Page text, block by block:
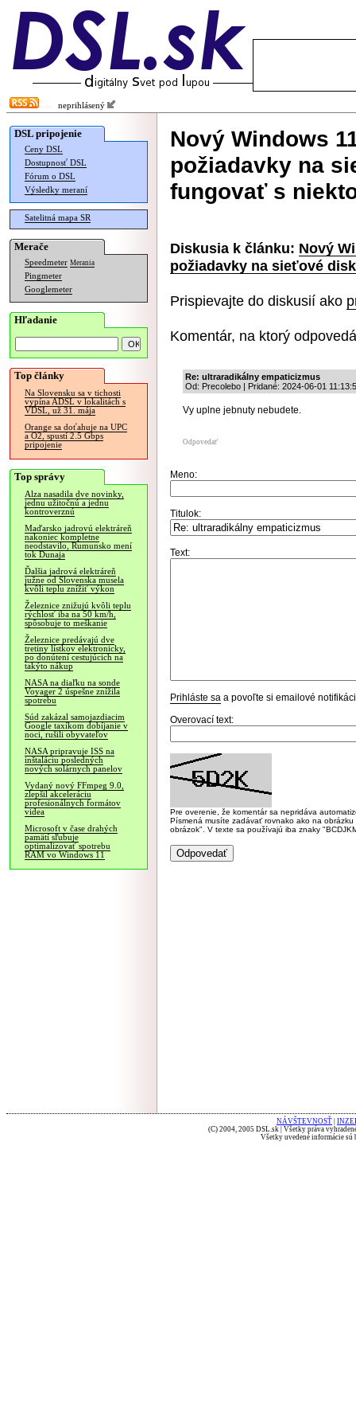
neprihlásený
DSL pripojenie
Ceny DSL
Dostupnosť DSL
Fórum o DSL
Výsledky meraní
Satelitná mapa SR
Merače
Speedmeter Merania
Pingmeter
Googlemeter
Hľadanie
Top články
Na Slovensku sa v tichosti
vypína ADSL v lokalitách s
VDSL, už 31. mája
Orange sa doťahuje na UPC
a O2, spustí 2.5 Gbps
pripojenie
Top správy
Alza nasadila dve novinky,
jednu užitočnú a jednu
kontroverznú
Maďarsko jadrovú elektráreň
nakoniec kompletne
neodstavilo, Rumunsko mení
tok Dunaja
Ďalšia jadrová elektráreň
južne od Slovenska musela
kvôli teplu znížiť výkon
Železnice znižujú kvôli teplu
rýchlosť iba na 50 km/h,
spôsobuje to meškanie
Železnice predávajú dve
tretiny lístkov elektronicky,
po donútení cestujúcich na
takýto nákup
NASA na diaľku na sonde
Voyager 2 úspešne znížila
spotrebu
Súd zakázal samojazdiacim
Google taxíkom dobíjanie v
noci, rušili obyvateľov
NASA pripravuje ISS na
inštaláciu posledných
nových solárnych panelov
Vydaný nový FFmpeg 9.0,
zlepšil akceleráciu
profesionálnych formátov
videa
Microsoft v čase drahých
pamätí sľubuje
optimalizovať spotrebu
RAM vo Windows 11
Nový Windows
požiadavky na
fungovať s
Diskusia k článku: Nový
požiadavky na sieťové
Prispievajte do diskusií ako
Komentár, na ktorý
Re: ultraradikálny empaticizmus
Od: Precolebo | Pridané: 2024-06-01
Vy uplne jebnuty nebudete.
Odpovedať
Meno:
Titulok:
Text:
Prihláste sa a povoľte si emailové
Overovací text:
Pre overenie, že komentár sa nepridáva
Písmená musíte zadávať rovnako ako na
obrázok". V texte sa používajú iba znaky
NÁVŠTEVNOSŤ
(C) 2004, 2005 DSL.sk | Všetky práva
Všetky uvedené informácie sú